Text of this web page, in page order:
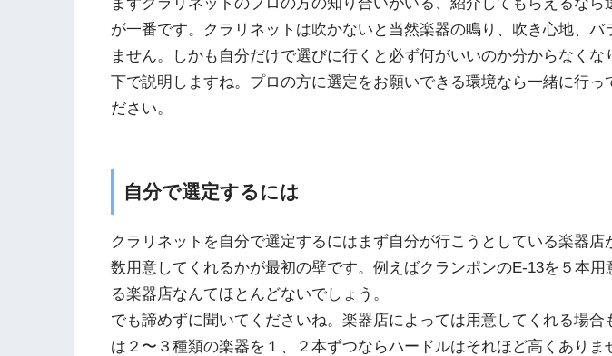
が一番です。クラリネットは吹かないと当然楽器の鳴り、吹き心地、バ
ません。しかも自分だけで選びに行くと必ず何がいいのか分からなくな
下で説明しますね。プロの方に選定をお願いできる環境なら一緒に行っ
ださい。
自分で選定するには
クラリネットを自分で選定するにはまず自分が行こうとしている楽器店
数用意してくれるかが最初の壁です。例えばクランポンのE-13を５本用
る楽器店なんてほとんどないでしょう。
でも諦めずに聞いてくださいね。楽器店によっては用意してくれる場合
は２〜３種類の楽器を１、２本ずつならハードルはそれほど高くありま